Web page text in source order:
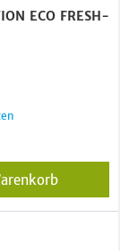
ECO FRESH-